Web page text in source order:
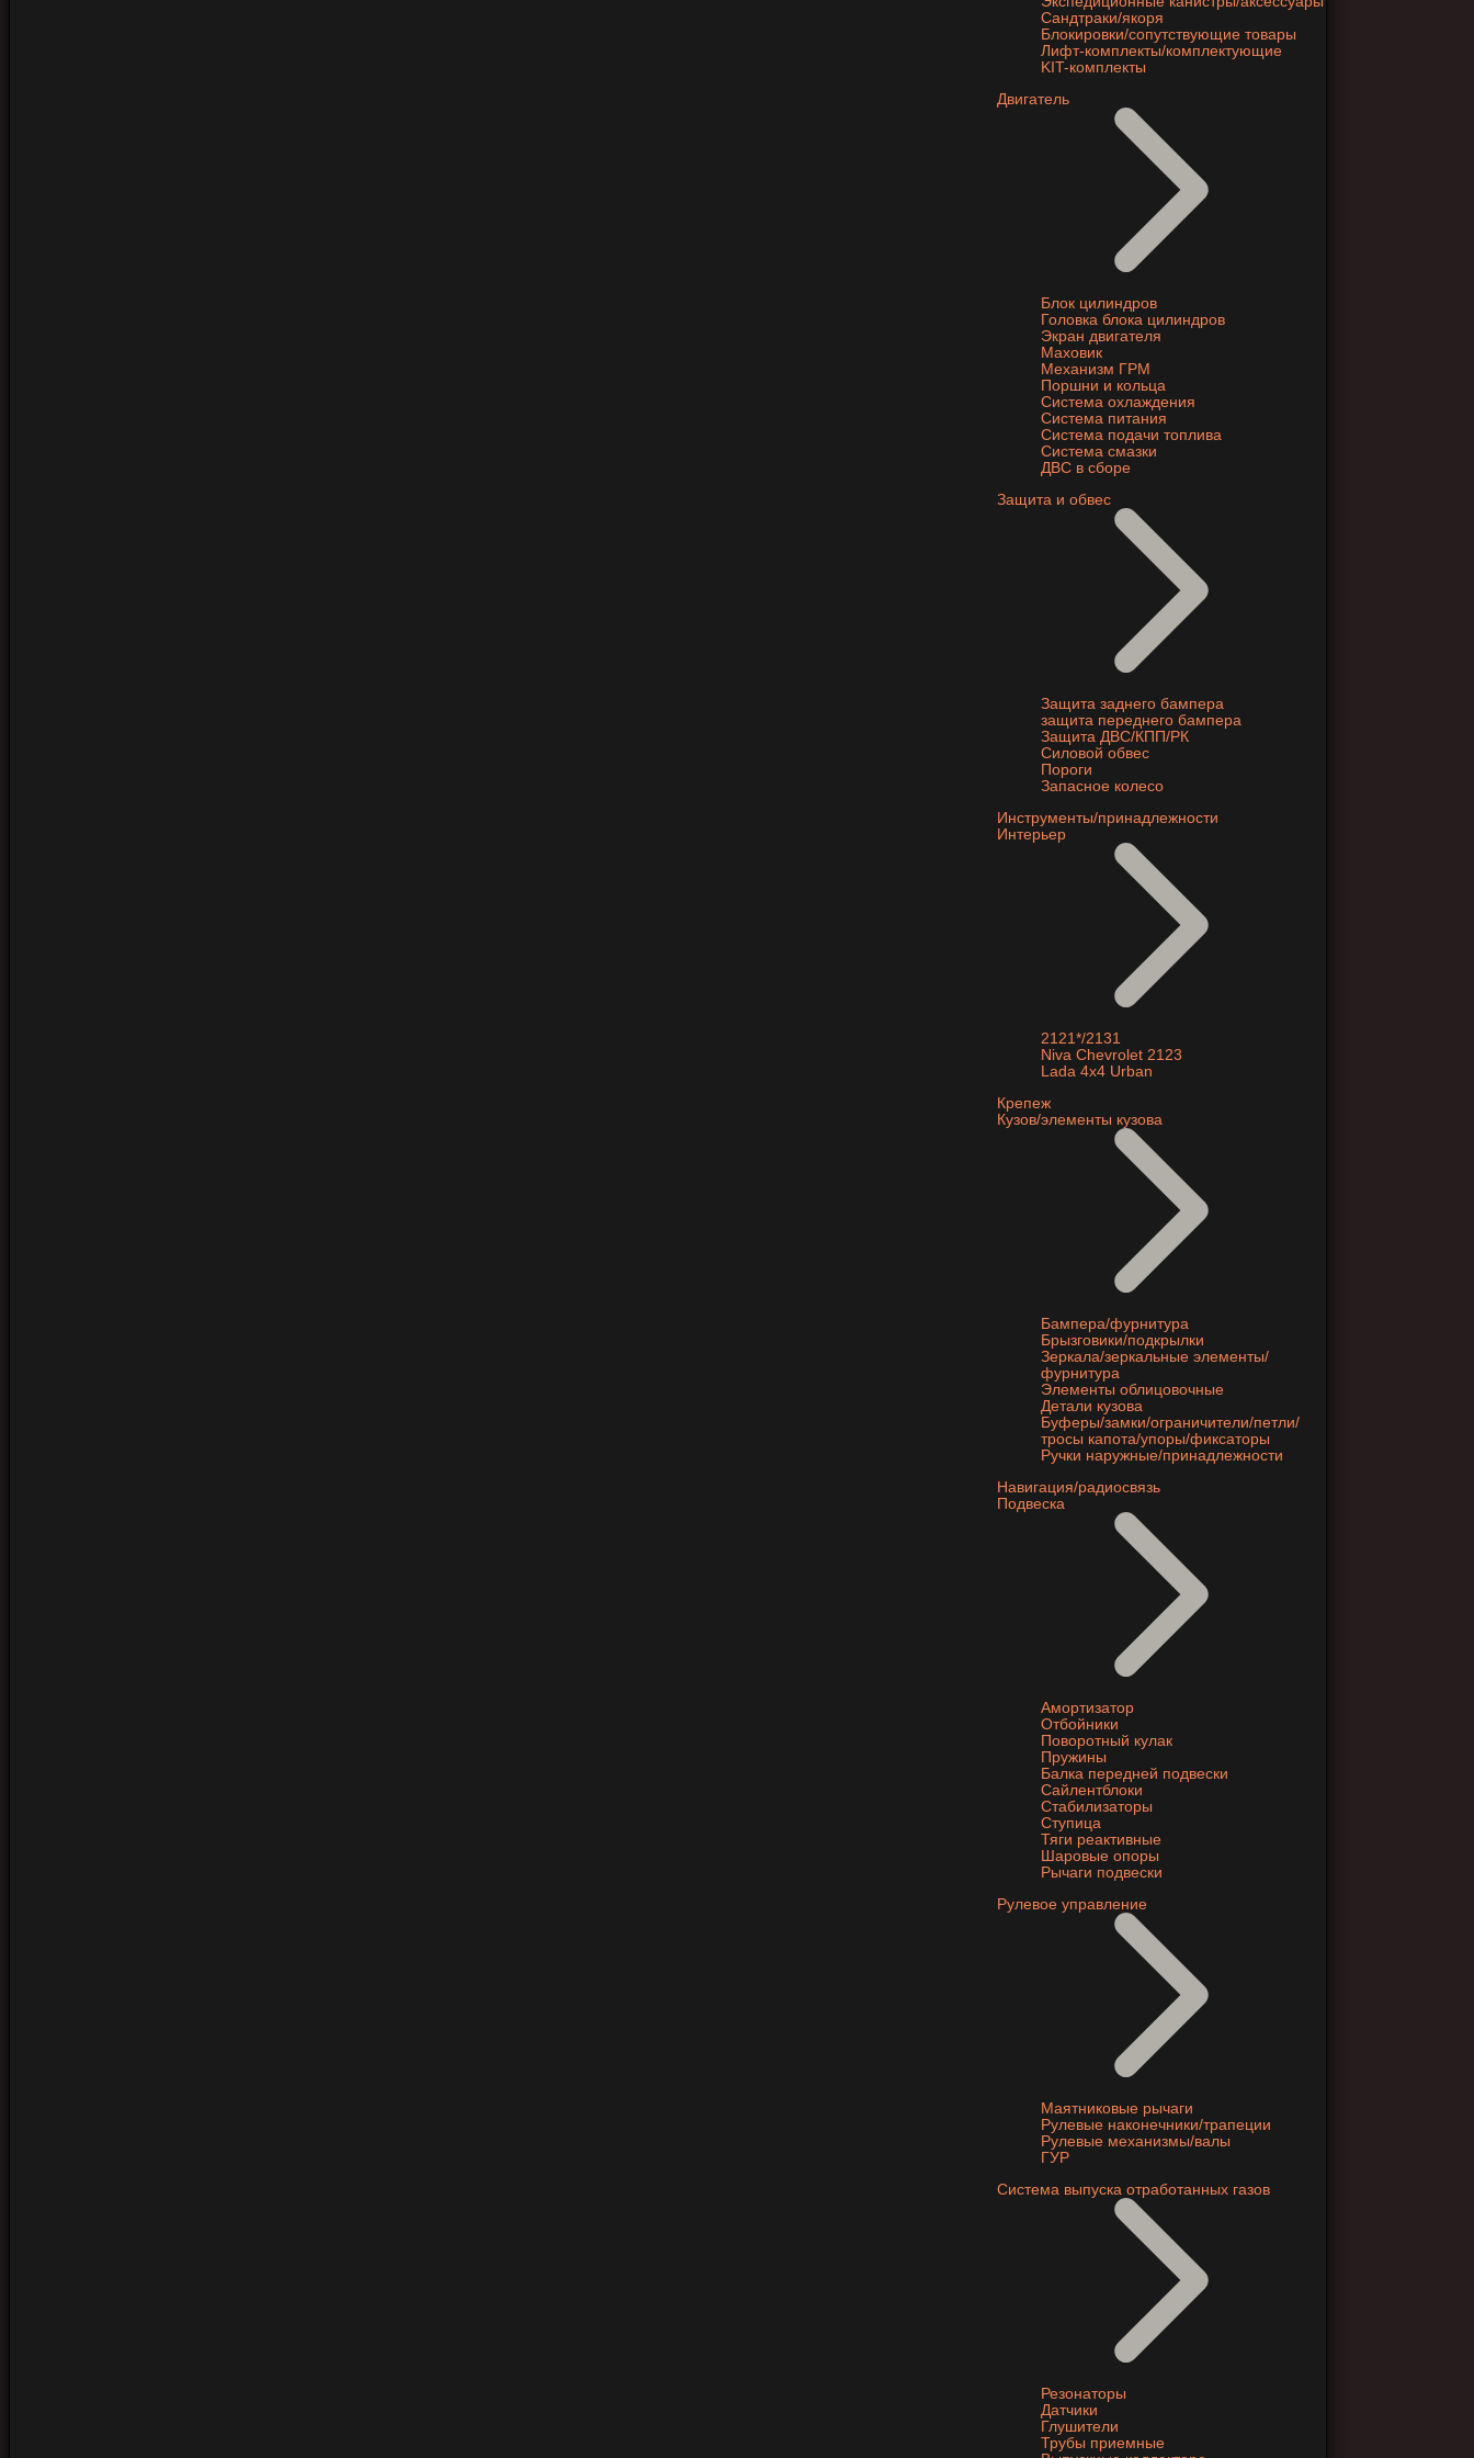
Сандтраки/якоря
Блокировки/сопутствующие товары
Лифт-комплекты/комплектующие
KIT-комплекты
Двигатель
Блок цилиндров
Головка блока цилиндров
Экран двигателя
Маховик
Механизм ГРМ
Поршни и кольца
Система охлаждения
Система питания
Система подачи топлива
Система смазки
ДВС в сборе
Защита и обвес
Защита заднего бампера
защита переднего бампера
Защита ДВС/КПП/РК
Силовой обвес
Пороги
Запасное колесо
Инструменты/принадлежности
Интерьер
2121*/2131
Niva Chevrolet 2123
Lada 4x4 Urban
Крепеж
Кузов/элементы кузова
Бампера/фурнитура
Брызговики/подкрылки
Зеркала/зеркальные элементы/
фурнитура
Элементы облицовочные
Детали кузова
Буферы/замки/ограничители/петли/
тросы капота/упоры/фиксаторы
Ручки наружные/принадлежности
Навигация/радиосвязь
Подвеска
Амортизатор
Отбойники
Поворотный кулак
Пружины
Балка передней подвески
Сайлентблоки
Стабилизаторы
Ступица
Тяги реактивные
Шаровые опоры
Рычаги подвески
Рулевое управление
Маятниковые рычаги
Рулевые наконечники/трапеции
Рулевые механизмы/валы
ГУР
Система выпуска отработанных газов
Резонаторы
Датчики
Глушители
Трубы приемные